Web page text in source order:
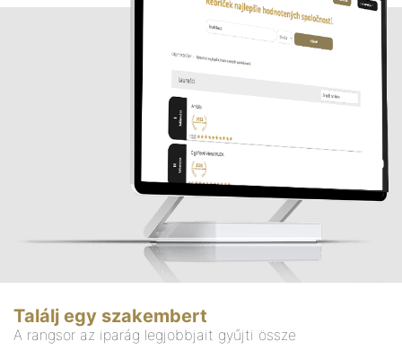
Találj egy szakembert
A rangsor az iparág legjobbjait gyűjti össze